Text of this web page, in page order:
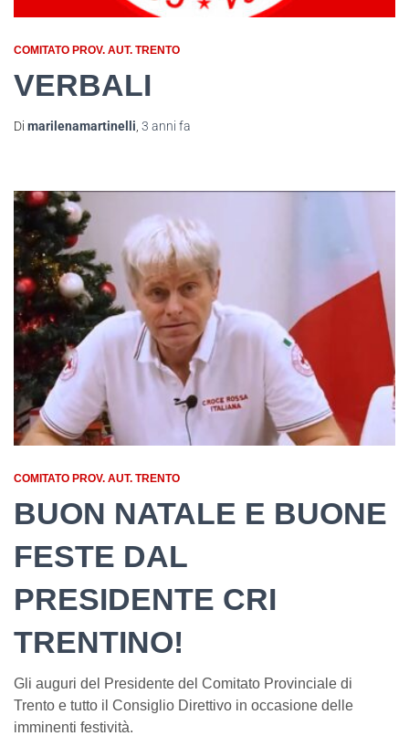
COMITATO PROV. AUT. TRENTO
VERBALI
Di marilenamartinelli, 3 anni fa
COMITATO PROV. AUT. TRENTO
BUON NATALE E BUONE
FESTE DAL
PRESIDENTE CRI
TRENTINO!
Gli auguri del Presidente del Comitato Provinciale di
Trento e tutto il Consiglio Direttivo in occasione delle
imminenti festività.